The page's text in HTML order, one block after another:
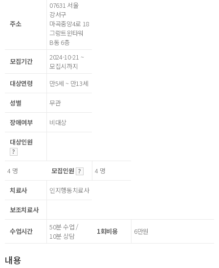
주소
07631 서울
강서구
마곡중앙4로 18
그랑트윈타워
B동 6층
모집기간
2024-10-21 ~
모집시까지
대상연령
만5세 ~ 만13세
성별 무관
장애여부 비대상
대상인원
4 명 모집인원 4 명
치료사 인지행동치료사
보조치료사
수업시간
50분 수업 /
10분 상담
1회비용 6만원
내용